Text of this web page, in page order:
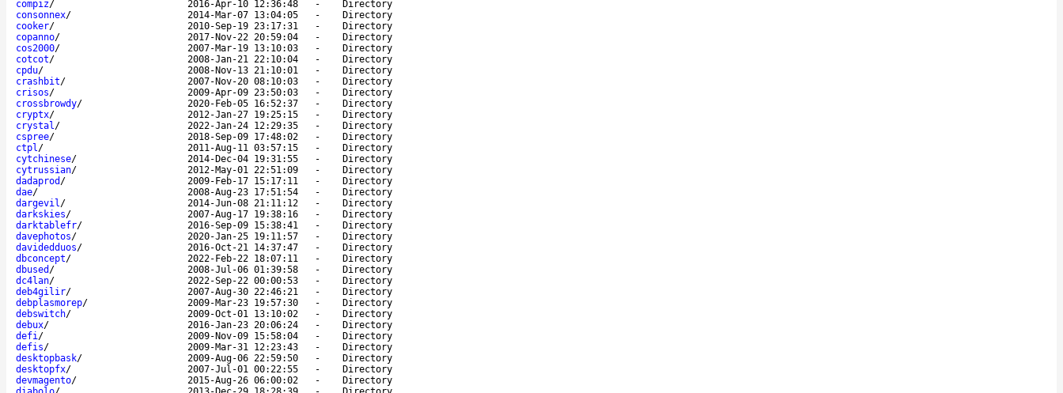
compiz/ 2016-Apr-10 12:36:48 -
Directory
consonnex/ 2014-Mar-07 13:04:05 -
Directory
cooker/ 2010-Sep-19 23:17:31 -
Directory
copanno/ 2017-Nov-22 20:59:04 -
Directory
cos2000/ 2007-Mar-19 13:10:03 -
Directory
cotcot/ 2008-Jan-21 22:10:04 -
Directory
cpdu/ 2008-Nov-13 21:10:01 -
Directory
crashbit/ 2007-Nov-20 08:10:03 -
Directory
crisos/ 2009-Apr-09 23:50:03 -
Directory
crossbrowdy/ 2020-Feb-05 16:52:37 -
Directory
cryptx/ 2012-Jan-27 19:25:15 -
Directory
crystal/ 2022-Jan-24 12:29:35 -
Directory
cspree/ 2018-Sep-09 17:48:02 -
Directory
ctpl/ 2011-Aug-11 03:57:15 -
Directory
cytchinese/ 2014-Dec-04 19:31:55 -
Directory
cytrussian/ 2012-May-01 22:51:09 -
Directory
dadaprod / 2009-Feb-17 15:17:11 -
Directory
dae/ 2008-Aug-23 17:51:54 -
Directory
dargevil/ 2014-Jun-08 21:11:12 -
Directory
darkskies/ 2007-Aug-17 19:38:16 -
Directory
darktablefr/ 2016-Sep-09 15:38:41 -
Directory
davephotos/ 2020-Jan-25 19:11:57 -
Directory
davidedduos/ 2016-Oct-21 14:37:47 -
Directory
dbconcept/ 2022-Feb-22 18:07:11 -
Directory
dbused / 2008-Jul-06 01:39:58 -
Directory
dc4lan/ 2022-Sep-22 00:00:53 -
Directory
deb4gilir/ 2007-Aug-30 22:46:21 -
Directory
debplasmorep/ 2009-Mar-23 19:57:30 -
Directory
debswitch/ 2009-Oct-01 13:10:02 -
Directory
debux/ 2016-Jan-23 20:06:24 -
Directory
defi/ 2009-Nov-09 15:58:04 -
Directory
defis/ 2009-Mar-31 12:23:43 -
Directory
desktopbask/ 2009-Aug-06 22:59:50 -
Directory
desktopfx/ 2007-Jul-01 00:22:55 -
Directory
devmagento/ 2015-Aug-26 06:00:02 -
Directory